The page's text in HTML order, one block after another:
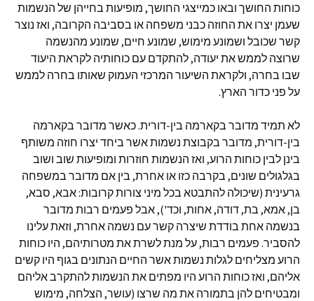
כוחות החושך ובאו כמייצגי החושך, מופיעות בחייהן של הנשמות
שעמן יצרו את החוזה כבני משפחה או בסביבה הקרובה, ואז נוצר
קשר שכובל ושמונע מימוש, שמונע חיים, שמונע מהנשמה
שרוצה לממש את יעודה, להתקדם עם כוחותיה לקראת היעוד
שבו בחרה, ולקראת השיעור המרכזי העמוק שאותו בחרה לממש
על פני כדור הארץ.
לא תמיד מדובר בקארמה בין-דורית. כאשר מדובר בקארמה
בין-דורית, מדובר בקבוצת נשמות אשר ביחד יצרו חוזה משותף
בינן לבין כוחות הרוע, ואז הנשמות חוזרות ומופיעות שוב ושוב
בגלגולים שונים, בקרבה כזו או אחרת, בין אם מדובר במשפחה
גרעינית (שיכולה להתבטא בכל מיני צורות קרובות: אבא, סבא,
בן, אמא, בת, דודה, אחות, וכד'), אבל פעמים רבות מדובר
בנשמה אחת בודדת שיצרה קשר עם נשמה אחרת, וזאת עלינו
להסביר. פעמים רבות, על מנת לשרת את מטרותיהם, היו כוחות
הרוע מצליחים לגלות נשמות אשר החיים הנתונים בגוף היו קשים
אליהם, ואז כוחות הרוע היו מפתים את הנשמות להתקרב אליהם
ומבטיחים להן בתמורה את מה שרצו (עושר, הצלחה, מימוש